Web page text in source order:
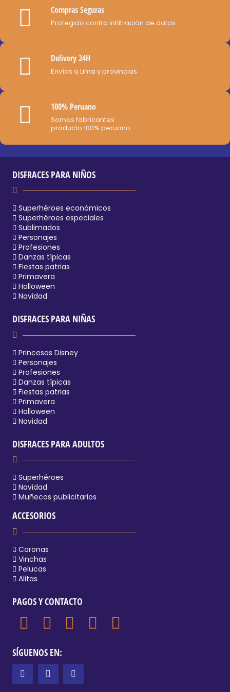
la
Compras Seguras
Protegido contra infiltración de datos
Delivery 24H
Envíos a Lima y provincias
100% Peruano
Somos fabricantes
producto 100% peruano
DISFRACES PARA NIÑOS
Superhéroes económicos
Superhéroes especiales
Sublimados
Personajes
Profesiones
Danzas típicas
Fiestas patrias
Primavera
Halloween
Navidad
DISFRACES PARA NIÑAS
Princesas Disney
Personajes
Profesiones
Danzas típicas
Fiestas patrias
Primavera
Halloween
Navidad
DISFRACES PARA ADULTOS
Superhéroes
Navidad
Muñecos publicitarios
ACCESORIOS
Coronas
Vinchas
Pelucas
Alitas
PAGOS Y CONTACTO
SÍGUENOS EN: